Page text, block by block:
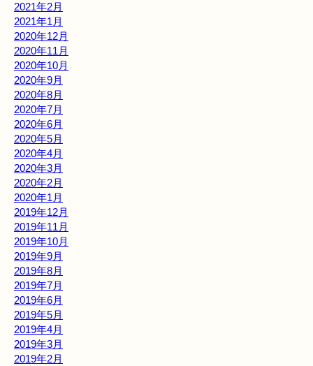
2021年2月
2021年1月
2020年12月
2020年11月
2020年10月
2020年9月
2020年8月
2020年7月
2020年6月
2020年5月
2020年4月
2020年3月
2020年2月
2020年1月
2019年12月
2019年11月
2019年10月
2019年9月
2019年8月
2019年7月
2019年6月
2019年5月
2019年4月
2019年3月
2019年2月